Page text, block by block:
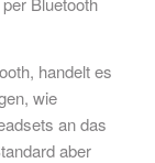
handelt es
wie
an das
aber